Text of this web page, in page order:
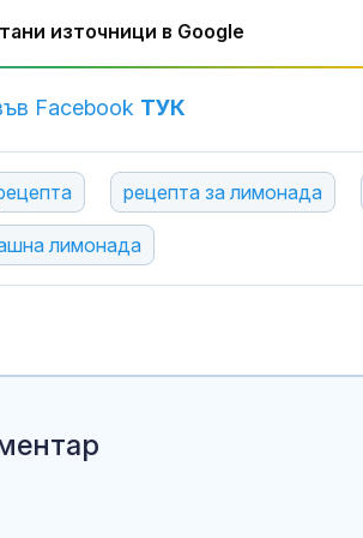
източници в Google
Facebook ТУК
рецепта за лимонада
лимонада